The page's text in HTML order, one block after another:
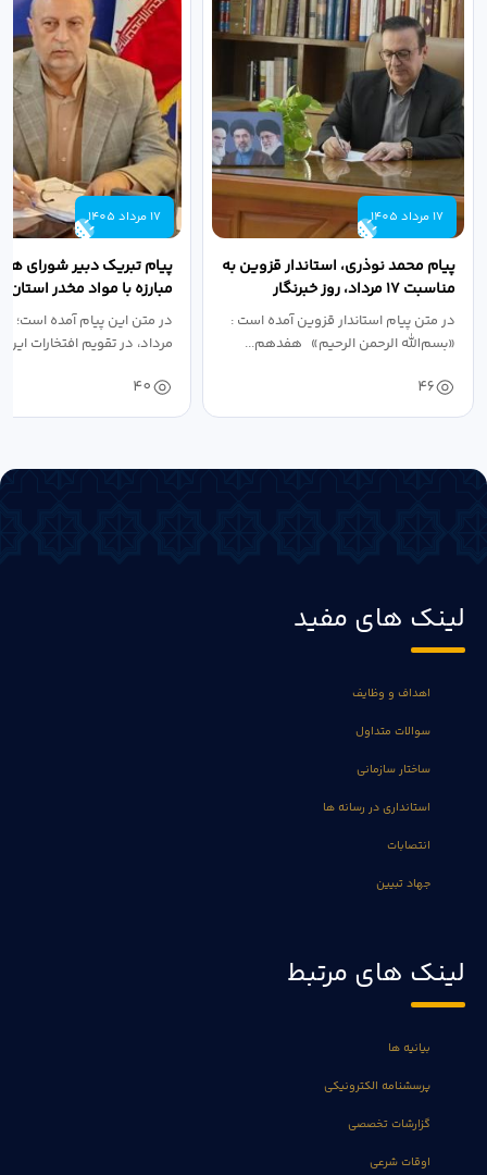
17 مرداد 1405
پیام محمد نوذری، استاندار قزوین به
مناسبت ۱۷ مرداد، روز خبرنگار
در متن پیام استاندار قزوین آمده است :
«بسم‌الله الرحمن الرحیم» هفدهم...
46
17 مرداد 1405
پیام تبریک دبیر شورای
مبارزه با مواد مخدر استان
مناسبت روز خبرنگار...
در متن این پیام آمده
مرداد، در تقویم افتخارات
40
لینک های مفید
اهداف و وظایف
سوالات متداول
ساختار سازمانی
استانداری در رسانه ها
انتصابات
جهاد تبیین
لینک های مرتبط
بیانیه ها
پرسشنامه الکترونیکی
گزارشات تخصصی
اوقات شرعی